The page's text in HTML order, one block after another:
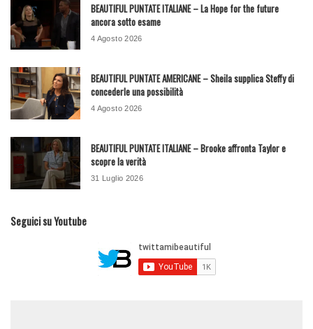
BEAUTIFUL PUNTATE ITALIANE – La Hope for the future
ancora sotto esame
4 Agosto 2026
BEAUTIFUL PUNTATE AMERICANE – Sheila supplica Steffy di
concederle una possibilità
4 Agosto 2026
BEAUTIFUL PUNTATE ITALIANE – Brooke affronta Taylor e
scopre la verità
31 Luglio 2026
Seguici su Youtube